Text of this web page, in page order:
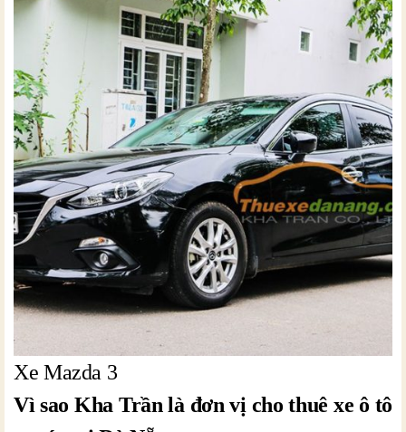
Xe Mazda 3
Vì sao Kha Trần là đơn vị cho thuê xe ô tô